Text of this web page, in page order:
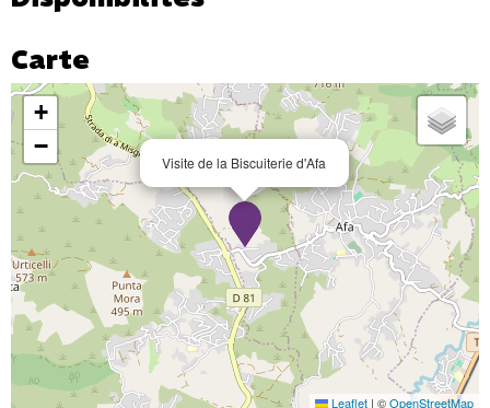
Carte
Visite de la Biscuiterie d'Afa
+
−
Leaflet | ©OpenStreetMap